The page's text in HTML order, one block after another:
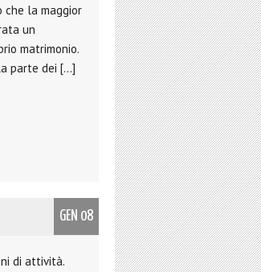
che la maggior
un
matrimonio.
parte dei […]
GEN 08
di attività.